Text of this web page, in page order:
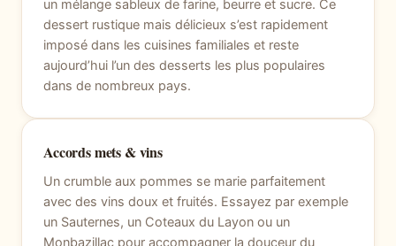
un mélange sableux de farine, beurre et sucre. Ce
dessert rustique mais délicieux s’est rapidement
imposé dans les cuisines familiales et reste
aujourd’hui l’un des desserts les plus populaires
dans de nombreux pays.
Accords mets & vins
Un crumble aux pommes se marie parfaitement
avec des vins doux et fruités. Essayez par exemple
un Sauternes, un Coteaux du Layon ou un
Monbazillac pour accompagner la douceur du